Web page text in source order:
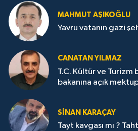
MAHMUT AŞIKOĞLU
Yavru vatanın gazi
CANATAN YILMAZ
T.C. Kültür ve Turizm
bakanına açık
SİNAN KARAÇAY
Tayt kavgası mı ?